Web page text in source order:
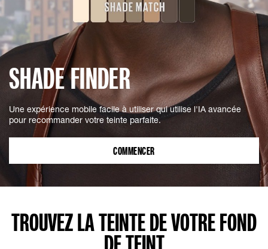
SHADE FINDER
Une expérience mobile facile à utiliser qui utilise l'IA avancée
pour recommander votre teinte parfaite.
COMMENCER
TROUVEZ LA TEINTE DE VOTRE FOND